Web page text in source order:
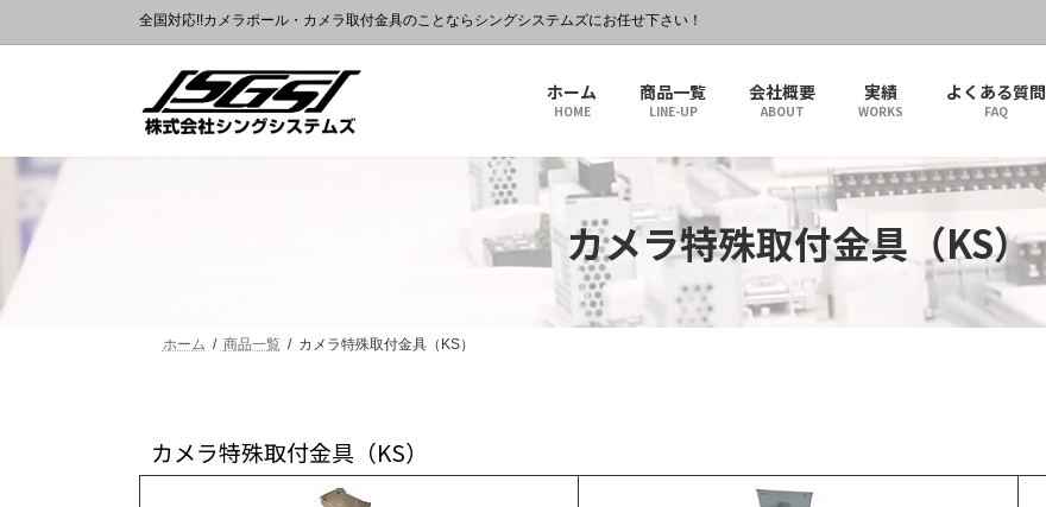
全国対応!!カメラポール・カメラ取付金具のことならシングシステムズにお任せ下さい！
ホーム
HOME
商品一覧
LINE-UP
会社概要
ABOUT
実績
WORKS
よくある質問
FAQ
カメラ特殊取付金具（KS）
ホーム 商品一覧 カメラ特殊取付金具（KS）
カメラ特殊取付金具（KS）